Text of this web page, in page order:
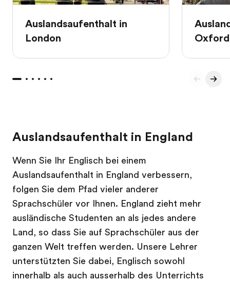
Auslandsaufenthalt in
London
Oxford
Auslandsaufenthalt in England
Wenn Sie Ihr Englisch bei einem
Auslandsaufenthalt in England verbessern,
folgen Sie dem Pfad vieler anderer
Sprachschüler vor Ihnen. England zieht mehr
ausländische Studenten an als jedes andere
Land, so dass Sie auf Sprachschüler aus der
ganzen Welt treffen werden. Unsere Lehrer
unterstützten Sie dabei, Englisch sowohl
innerhalb als auch ausserhalb des Unterrichts